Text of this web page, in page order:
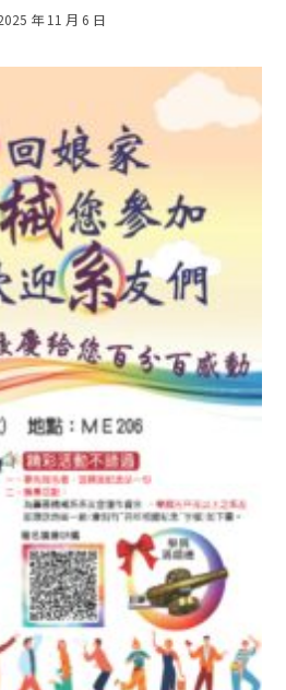
年 11 月 6 日